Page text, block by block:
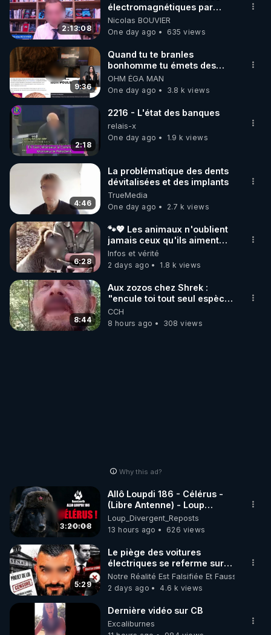
2:13:08
électromagnétiques par
Grégoire Caustru et Bart de
Wever !
Nicolas BOUVIER
One day ago
635 views
9:36
Quand tu te branles
bonhomme tu émets des
ondes ils ont juste omis de
t'expliquer
OHM ÉGA MAN
One day ago
3.8 k views
2:18
2216 - L'état des banques
relais-x
One day ago
1.9 k views
4:46
La problématique des dents
dévitalisées et des implants
TrueMedia
One day ago
2.7 k views
6:28
🐾💖 Les animaux n'oublient
jamais ceux qu'ils aiment…
🥹❤️
Infos et vérité
2 days ago
1.8 k views
8:44
Aux zozos chez Shrek :
"encule toi tout seul espèce
de mal polish"
CCH
8 hours ago
308 views
Why this ad?
3:20:08
Allô Loupdi 186 - Célérus -
(Libre Antenne) - Loup
Divergent 2026.08.06
Loup_Divergent_Reposts
13 hours ago
626 views
5:29
Le piège des voitures
électriques se referme sur
les usagers !
Notre Réalité Est Falsifiée Et Fausse
2 days ago
4.6 k views
Dernière vidéo sur CB
Excaliburnes